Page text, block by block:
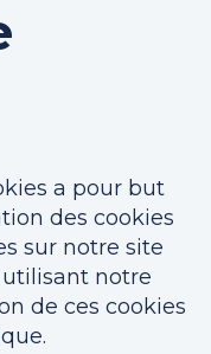
a pour but
des cookies
sur notre site
utilisant notre
de ces cookies